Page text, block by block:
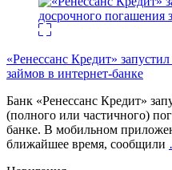
«Ренессанс Кредит»
займов в интернет-банке
Банк «Ренессанс Кредит»
(полного или частичного)
банке. В мобильном
ближайшее время, сообщили